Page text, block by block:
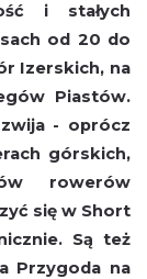
i stałych
od 20 do
Izerskich, na
Piastów.
- oprócz
górskich,
rowerów
się w Short
Są też
Przygoda na